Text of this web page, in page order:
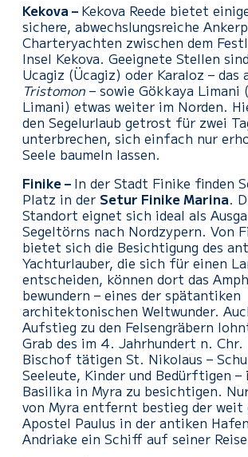
Kekova – Kekova Reede bietet
sichere, abwechslungsreiche
Charteryachten zwischen dem
Insel Kekova. Geeignete Stellen
Ucagiz (Ücagiz) oder Karaloz – das
Tristomon – sowie Gökkaya Limani
Limani) etwas weiter im Norden.
den Segelurlaub getrost für zwei
unterbrechen, sich einfach nur
Seele baumeln lassen.
Finike – In der Stadt Finike finden
Platz in der Setur Finike Marina.
Standort eignet sich ideal als
Segeltörns nach Nordzypern. Von
bietet sich die Besichtigung des
Yachturlauber, die sich für einen
entscheiden, können dort das
bewundern – eines der spätantiken
architektonischen Weltwunder.
Aufstieg zu den Felsengräbern
Grab des im 4. Jahrhundert n. Chr.
Bischof tätigen St. Nikolaus –
Seeleute, Kinder und Bedürftigen
Basilika in Myra zu besichtigen.
von Myra entfernt bestieg der weit
Apostel Paulus in der antiken
Andriake ein Schiff auf seiner